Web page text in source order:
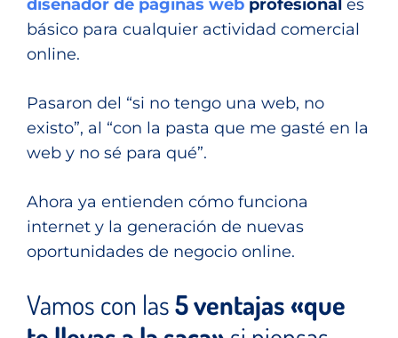
diseñador de páginas web profesional es
básico para cualquier actividad comercial
online.
Pasaron del “si no tengo una web, no
existo”, al “con la pasta que me gasté en la
web y no sé para qué”.
Ahora ya entienden cómo funciona
internet y la generación de nuevas
oportunidades de negocio online.
Vamos con las5 ventajas «que